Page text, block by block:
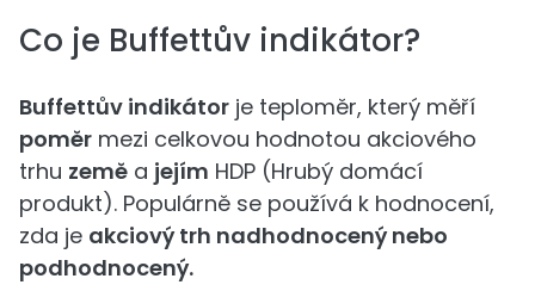
Co je Buffettův indikátor?
Buffettův indikátor je teploměr, který měří
poměr mezi celkovou hodnotou akciového
trhu země a jejím HDP (Hrubý domácí
produkt). Populárně se používá k hodnocení,
zda je akciový trh nadhodnocený nebo
podhodnocený.